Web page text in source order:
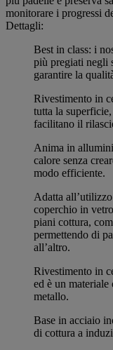
monitorare i progressi
Dettagli:
Best in class: i
più pregiati negli
garantire la
Rivestimento in
tutta la
facilitano il
Anima in
calore senza
modo efficiente.
Adatta
coperchio in
piani cottura,
permettendo di
all’altro.
Rivestimento in
ed è un
metallo.
Base in acciaio
di cottura a